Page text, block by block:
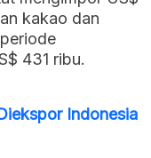
kakao dan
431 ribu.
Indonesia